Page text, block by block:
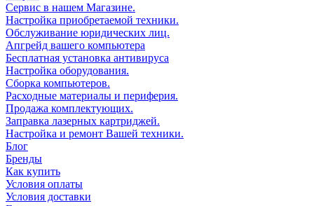
Сервис в нашем Магазине.
Настройка приобретаемой техники.
Обслуживание юридических лиц.
Апгрейд вашего компьютера
Бесплатная установка антивируса
Настройка оборудования.
Сборка компьютеров.
Расходные материалы и периферия.
Продажа комплектующих.
Заправка лазерных картриджей.
Настройка и ремонт Вашей техники.
Блог
Бренды
Как купить
Условия оплаты
Условия доставки